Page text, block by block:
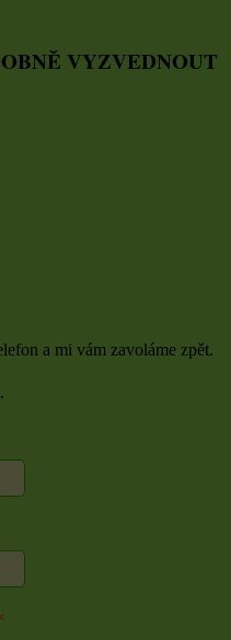
VYZVEDNOUT
a mi vám zavoláme zpět.